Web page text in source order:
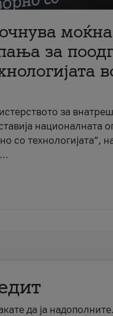
моќна
за
за
националната
со технологијата“,
да ја